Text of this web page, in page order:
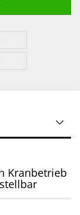
Kranbetrieb